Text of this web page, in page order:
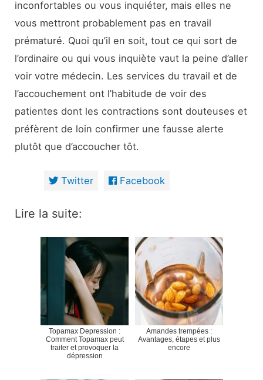
inconfortables ou vous inquiéter, mais elles ne
vous mettront probablement pas en travail
prématuré. Quoi qu’il en soit, tout ce qui sort de
l’ordinaire ou qui vous inquiète vaut la peine d’aller
voir votre médecin. Les services du travail et de
l’accouchement ont l’habitude de voir des
patientes dont les contractions sont douteuses et
préfèrent de loin confirmer une fausse alerte
plutôt que d’accoucher tôt.
Twitter Facebook
Lire la suite:
Topamax Depression :
Comment Topamax peut
traiter et provoquer la
dépression
Amandes trempées :
Avantages, étapes et plus
encore